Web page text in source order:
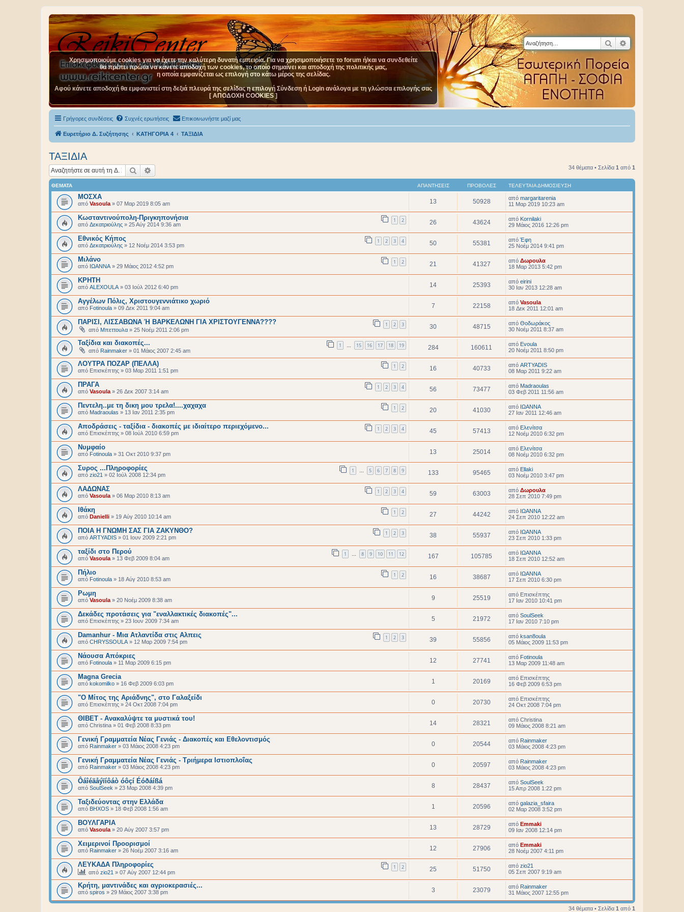
Αναζήτηση
Γρήγορες συνδέσεις Συχνές ερωτήσεις Επικοινωνήστε μαζί μας
Ευρετήριο Δ. Συζήτησης ΚΑΤΗΓΟΡΙΑ 4 ΤΑΞΙΔΙΑ
ΤΑΞΙΔΙΑ
Αναζήτηση 34 θέματα • Σελίδα 1 από 1
ΘΈΜΑΤΑ ΑΠΑΝΤΉΣΕΙΣ ΠΡΟΒΟΛΈΣ ΤΕΛΕΥΤΑΊΑ ΔΗΜΟΣΊΕΥΣΗ
ΜΟΣΧΑ
από Vasoula » 07 Μαρ 2019 8:05 am 13 50928 από margaritarenia
11 Μαρ 2019 10:23 am
Κωσταντινούπολη-Πριγκηπονήσια
από Δεκατριούλης » 25 Αύγ 2014 9:36 am
1 2 26 43624 από Kornilaki
29 Μάιος 2016 12:26 pm
Εθνικός Κήπος
από Δεκατριούλης » 12 Νοέμ 2014 3:53 pm
1 2 3 4 50 55381 από Έφη
25 Νοέμ 2014 9:41 pm
Μιλάνο
από ΙΩΑΝΝΑ » 29 Μάιος 2012 4:52 pm
1 2 21 41327 από Δωρουλα
18 Μαρ 2013 5:42 pm
ΚΡΗΤΗ
από ALEXOULA » 03 Ιούλ 2012 6:40 pm 14 25393 από eirini
30 Ιαν 2013 12:28 am
Αγγέλων Πόλις, Χριστουγεννιάτικο χωριό
από Fotinoula » 09 Δεκ 2011 9:04 am 7 22158 από Vasoula
18 Δεκ 2011 12:01 am
ΠΑΡΙΣΙ, ΛΙΣΣΑΒΩΝΑ Ή ΒΑΡΚΕΛΩΝΗ ΓΙΑ ΧΡΙΣΤΟΥΓΕΝΝΑ????
από Μπεττουλα » 25 Νοέμ 2011 2:06 pm
1 2 3 30 48715 από Θοδωράκος
30 Νοέμ 2011 8:37 am
Ταξίδια και διακοπές...
από Rainmaker » 01 Μάιος 2007 2:45 am
1 … 15 16 17 18 19 284 160611 από Evoula
20 Νοέμ 2011 8:50 pm
ΛΟΥΤΡΑ ΠΟΖΑΡ (ΠΕΛΛΑ)
από Επισκέπτης » 03 Μαρ 2011 1:51 pm
1 2 16 40733 από ARTYADIS
08 Μαρ 2011 9:22 am
ΠΡΑΓΑ
από Vasoula » 26 Δεκ 2007 3:14 am
1 2 3 4 56 73477 από Madraoulas
03 Φεβ 2011 11:56 am
Πεντελη..με τη δικη μου τρελα!....χαχαχα
από Madraoulas » 13 Ιαν 2011 2:35 pm
1 2 20 41030 από ΙΩΑΝΝΑ
27 Ιαν 2011 12:46 am
Αποδράσεις - ταξίδια - διακοπές με ιδιαίτερο περιεχόμενο...
από Επισκέπτης » 08 Ιούλ 2010 6:59 pm
1 2 3 4 45 57413 από Ελενίτσα
12 Νοέμ 2010 6:32 pm
Νυμφαίο
από Fotinoula » 31 Οκτ 2010 9:37 pm 13 25014 από Ελενίτσα
08 Νοέμ 2010 6:32 pm
Συρος ...Πληροφορίες
από zio21 » 02 Ιούλ 2008 12:34 pm
1 … 5 6 7 8 9 133 95465 από Ellaki
03 Νοέμ 2010 3:47 pm
ΛΑΔΩΝΑΣ
από Vasoula » 06 Μαρ 2010 8:13 am
1 2 3 4 59 63003 από Δωρουλα
28 Σεπ 2010 7:49 pm
Ιθάκη
από Danielli » 19 Αύγ 2010 10:14 am
1 2 27 44242 από ΙΩΑΝΝΑ
24 Σεπ 2010 12:22 am
ΠΟΙΑ Η ΓΝΩΜΗ ΣΑΣ ΓΙΑ ΖΑΚΥΝΘΟ?
από ARTYADIS » 01 Ιουν 2009 2:21 pm
1 2 3 38 55937 από ΙΩΑΝΝΑ
23 Σεπ 2010 1:33 pm
ταξίδι στο Περού
από Vasoula » 13 Φεβ 2009 8:04 am
1 … 8 9 10 11 12 167 105785 από ΙΩΑΝΝΑ
18 Σεπ 2010 12:52 am
Πήλιο
από Fotinoula » 18 Αύγ 2010 8:53 am
1 2 16 38687 από ΙΩΑΝΝΑ
17 Σεπ 2010 6:30 pm
Ρωμη
από Vasoula » 20 Νοέμ 2009 8:38 am 9 25519 από Επισκέπτης
17 Ιαν 2010 10:41 pm
Δεκάδες προτάσεις για "εναλλακτικές διακοπές"...
από Επισκέπτης » 23 Ιουν 2009 7:34 am 5 21972 από SoulSeek
17 Ιαν 2010 7:10 pm
Damanhur - Μια Ατλαντίδα στις Αλπεις
από CHRYSSOULA » 12 Μαρ 2009 7:54 pm
1 2 3 39 55856 από ksan8oula
05 Μάιος 2009 11:53 pm
Νάουσα Απόκριες
από Fotinoula » 11 Μαρ 2009 6:15 pm 12 27741 από Fotinoula
13 Μαρ 2009 11:48 am
Magna Grecia
από kokomilko » 16 Φεβ 2009 6:03 pm 1 20169 από Επισκέπτης
16 Φεβ 2009 6:53 pm
"Ο Μίτος της Αριάδνης", στο Γαλαξείδι
από Επισκέπτης » 24 Οκτ 2008 7:04 pm 0 20730 από Επισκέπτης
24 Οκτ 2008 7:04 pm
ΘΙΒΕΤ - Ανακαλύψτε τα μυστικά του!
από Christina » 01 Φεβ 2008 8:33 pm 14 28321 από Christina
09 Μάιος 2008 8:21 am
Γενική Γραμματεία Νέας Γενιάς - Διακοπές και Εθελοντισμός
από Rainmaker » 03 Μάιος 2008 4:23 pm 0 20544 από Rainmaker
03 Μάιος 2008 4:23 pm
Γενική Γραμματεία Νέας Γενιάς - Τριήμερα Ιστιοπλοΐας
από Rainmaker » 03 Μάιος 2008 4:23 pm 0 20597 από Rainmaker
03 Μάιος 2008 4:23 pm
Ôáîéäåýïíôáò óôçí Éóðáíßá
από SoulSeek » 23 Μαρ 2008 4:39 pm 8 28437 από SoulSeek
15 Απρ 2008 1:22 pm
Ταξιδεύοντας στην Ελλάδα
από BHXOS » 18 Φεβ 2008 1:56 am 1 20596 από galazia_sfaira
02 Μαρ 2008 3:52 pm
ΒΟΥΛΓΑΡΙΑ
από Vasoula » 20 Αύγ 2007 3:57 pm 13 28729 από Emmaki
09 Ιαν 2008 12:14 pm
Χειμερινοί Προορισμοί
από Rainmaker » 26 Νοέμ 2007 3:16 am 12 27906 από Emmaki
28 Νοέμ 2007 4:11 pm
ΛΕΥΚΑΔΑ Πληροφορίες
από zio21 » 07 Αύγ 2007 12:44 pm
1 2 25 51750 από zio21
05 Σεπ 2007 9:19 am
Κρήτη, μαντινάδες και αγριοκερασιές...
από spiros » 29 Μάιος 2007 3:38 pm 3 23079 από Rainmaker
31 Μάιος 2007 12:55 pm
34 θέματα • Σελίδα 1 από 1
Χρησιμοποιούμε cookies για να έχετε την καλύτερη δυνατή εμπειρία. Για να χρησιμοποιήσετε το forum ή/και να συνδεθείτε
θα πρέπει πρώτα να κάνετε αποδοχή των cookies, το οποίο σημαίνει και αποδοχή της πολιτικής μας,
η οποία εμφανίζεται ως επιλογή στο κάτω μέρος της σελίδας.
Αφού κάνετε αποδοχή θα εμφανιστεί στη δεξιά πλευρά της σελίδας η επιλογή Σύνδεση ή Login ανάλογα με τη γλώσσα επιλογής σας
[ ΑΠΟΔΟΧΗ COOKIES ]